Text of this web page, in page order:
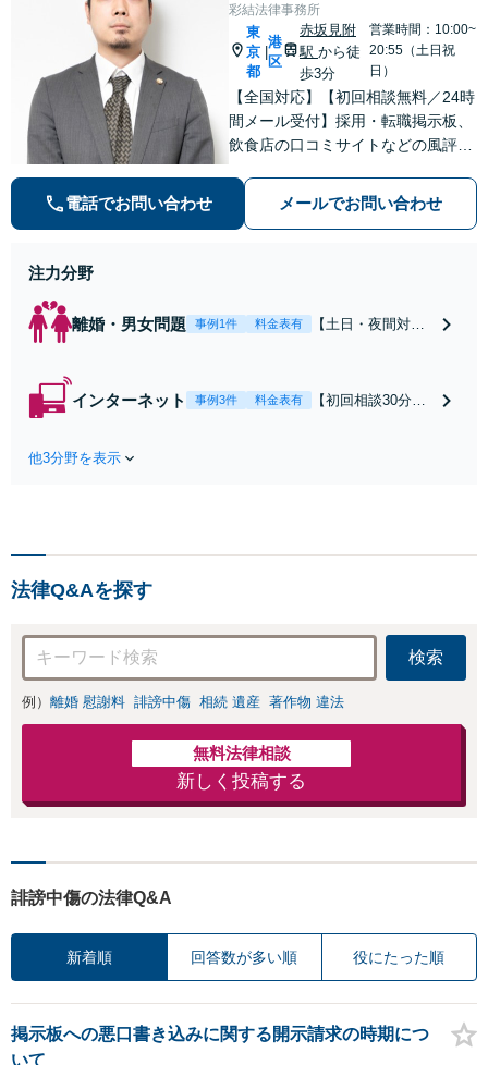
彩結法律事務所
東
京
都
港
区
赤坂見附
駅 から徒
歩3分
営業時間：10:00~
20:55（土日祝
日）
【全国対応】【初回相談無料／24時
間メール受付】採用・転職掲示板、
飲食店の口コミサイトなどの風評被
の種類を問わず相談可。可能な限り
早期対応で駆けつけサポート【労
電話でお問い合わせ メールでお問い合わせ
注力分野
離婚・男女問題 事例1件 料金表有
【土日・夜間対応
れたら、サインす
インターネット 事例3件 料金表有
【初回相談30分無
お店の風評被害対
応可：開示請求の
意見照会が来たと
きの対処法、被害
者との示談交渉
他3分野を表示
法律Q&Aを探す
検索
例） 離婚 慰謝料 誹謗中傷 相続 遺産 著作物 違法
無料法律相談
新しく投稿する
誹謗中傷の法律Q&A
新着順 回答数が多い順 役にたった順
掲示板への悪口書き込みに関する開示請求の時期につ
いて